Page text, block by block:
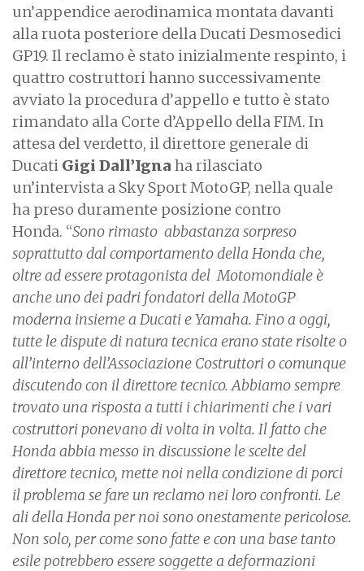
un’appendice aerodinamica montata davanti
alla ruota posteriore della Ducati Desmosedici
GP19. Il reclamo è stato inizialmente respinto, i
quattro costruttori hanno successivamente
avviato la procedura d’appello e tutto è stato
rimandato alla Corte d’Appello della FIM. In
attesa del verdetto, il direttore generale di
Ducati Gigi Dall’Igna ha rilasciato
un’intervista a Sky Sport MotoGP, nella quale
ha preso duramente posizione contro
Honda. “Sono rimasto abbastanza sorpreso
soprattutto dal comportamento della Honda che,
oltre ad essere protagonista del Motomondiale è
anche uno dei padri fondatori della MotoGP
moderna insieme a Ducati e Yamaha. Fino a oggi,
tutte le dispute di natura tecnica erano state risolte o
all’interno dell’Associazione Costruttori o comunque
discutendo con il direttore tecnico. Abbiamo sempre
trovato una risposta a tutti i chiarimenti che i vari
costruttori ponevano di volta in volta. Il fatto che
Honda abbia messo in discussione le scelte del
direttore tecnico, mette noi nella condizione di porci
il problema se fare un reclamo nei loro confronti. Le
ali della Honda per noi sono onestamente pericolose.
Non solo, per come sono fatte e con una base tanto
esile potrebbero essere soggette a deformazioni